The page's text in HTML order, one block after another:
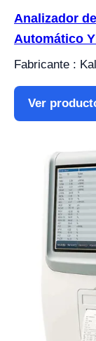
Analizador
Automático
Fabricante :
Ver